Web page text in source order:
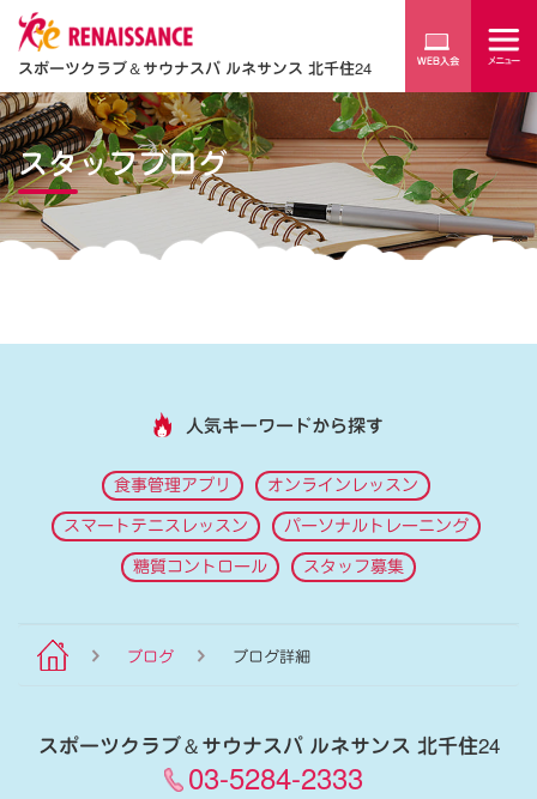
スポーツクラブ＆サウナスパ ルネサンス 北千住24
スタッフブログ
人気キーワードから探す
食事管理アプリ オンラインレッスン
スマートテニスレッスン パーソナルトレーニング
糖質コントロール スタッフ募集
ブログ ブログ詳細
スポーツクラブ＆サウナスパ ルネサンス 北千住24
03-5284-2333